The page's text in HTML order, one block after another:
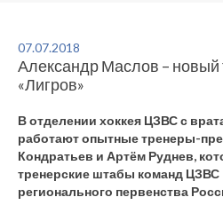
ВИДЫ СПОРТА
ОБЪЕКТЫ
ОЦЕНКА КАЧЕСТВА
ПЛАТНЫЕ УСЛУГИ
07.07.2018
Александр Маслов – новый
«Лигров»
В отделении хоккея ЦЗВС с
работают опытные тренеры-
Кондратьев и Артём Руднев,
тренерские штабы команд ЦЗВС
регионального первенства